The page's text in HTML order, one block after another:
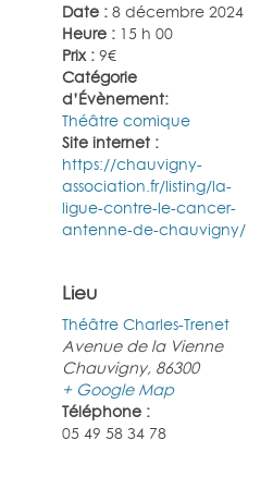
Date : 8 décembre 2024
Heure : 15 h 00
Prix : 9€
Catégorie
d’Évènement:
Théâtre comique
Site internet :
https://chauvigny-
association.fr/listing/la-
ligue-contre-le-cancer-
antenne-de-chauvigny/
Lieu
Théâtre Charles-Trenet
Avenue de la Vienne
Chauvigny, 86300
+ Google Map
Téléphone :
05 49 58 34 78